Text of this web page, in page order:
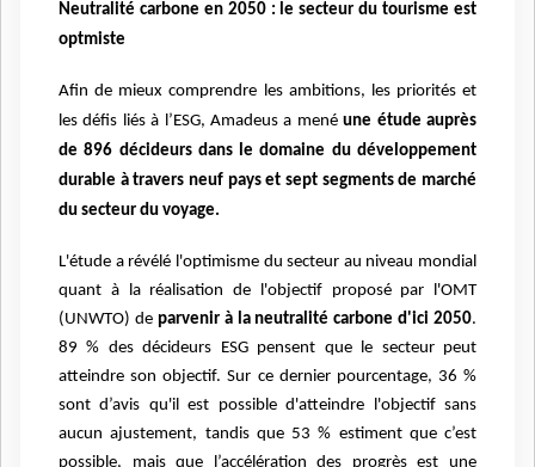
Neutralité carbone en 2050 : le secteur du tourisme est
optmiste
Afin de mieux comprendre les ambitions, les priorités et
les défis liés à l’ESG, Amadeus a menéune étude auprès
de 896 décideurs dans le domaine du développement
durable à travers neuf pays et sept segments de marché
du secteur du voyage.
L'étude a révélé l'optimisme du secteur au niveau mondial
quant à la réalisation de l'objectif proposé par l'OMT
(UNWTO) de parvenir à la neutralité carbone d'ici 2050.
89 % des décideurs ESG pensent que le secteur peut
atteindre son objectif. Sur ce dernier pourcentage, 36 %
sont d’avis qu'il est possible d'atteindre l'objectif sans
aucun ajustement, tandis que 53 % estiment que c’est
possible, mais que l’accélération des progrès est une